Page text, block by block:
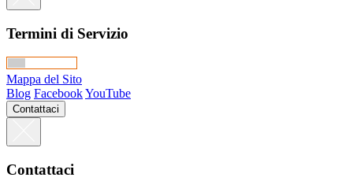
Termini di Servizio
Mappa del Sito
Blog FacebookYouTube
Contattaci
Contattaci